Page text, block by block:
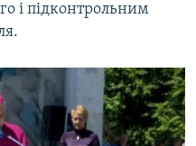
і підконтрольним